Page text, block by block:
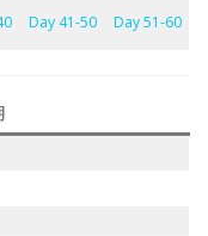
Day 41-50 Day 51-60